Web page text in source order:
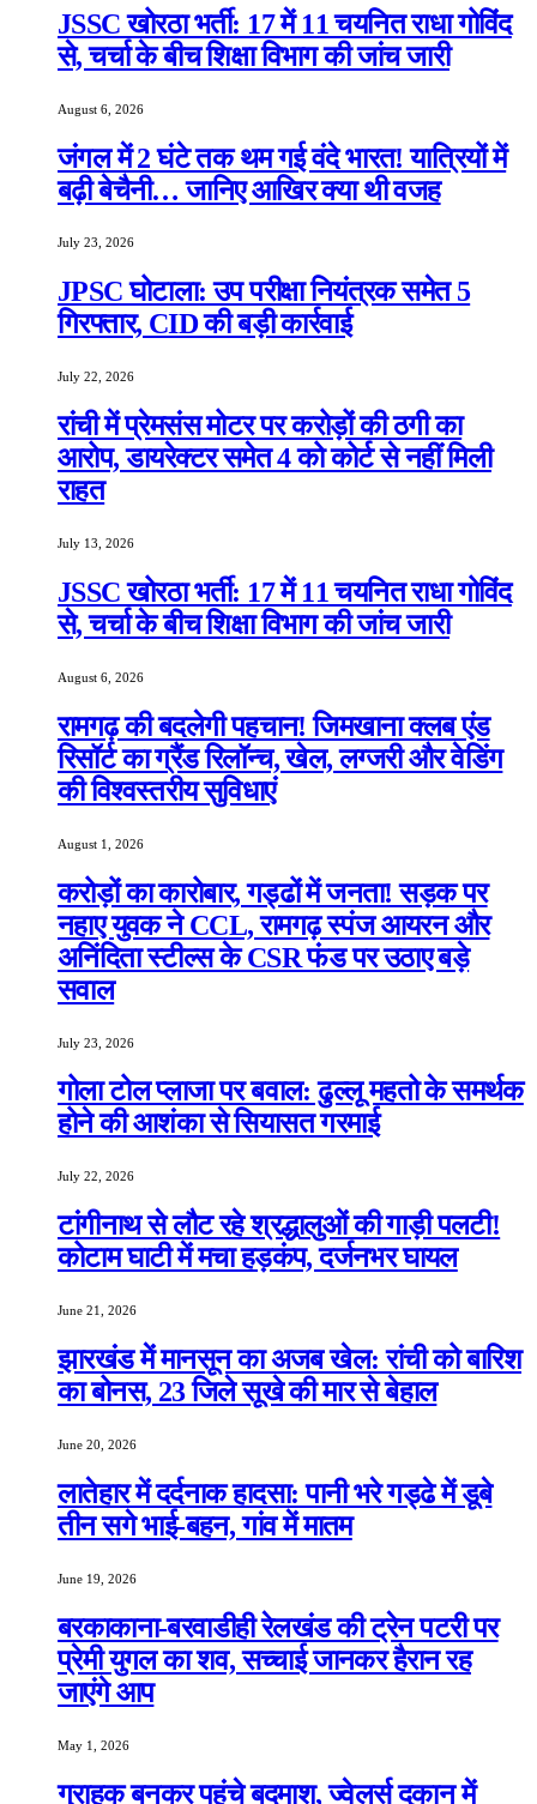
JSSC खोरठा भर्ती: 17 में 11 चयनित राधा गोविंद
से, चर्चा के बीच शिक्षा विभाग की जांच जारी
August 6, 2026
जंगल में 2 घंटे तक थम गई वंदे भारत! यात्रियों में
बढ़ी बेचैनी… जानिए आखिर क्या थी वजह
July 23, 2026
JPSC घोटाला: उप परीक्षा नियंत्रक समेत 5
गिरफ्तार, CID की बड़ी कार्रवाई
July 22, 2026
रांची में प्रेमसंस मोटर पर करोड़ों की ठगी का
आरोप, डायरेक्टर समेत 4 को कोर्ट से नहीं मिली
राहत
July 13, 2026
JSSC खोरठा भर्ती: 17 में 11 चयनित राधा गोविंद
से, चर्चा के बीच शिक्षा विभाग की जांच जारी
August 6, 2026
रामगढ़ की बदलेगी पहचान! जिमखाना क्लब एंड
रिसॉर्ट का ग्रैंड रिलॉन्च, खेल, लग्जरी और वेडिंग
की विश्वस्तरीय सुविधाएं
August 1, 2026
करोड़ों का कारोबार, गड्ढों में जनता! सड़क पर
नहाए युवक ने CCL, रामगढ़ स्पंज आयरन और
अनिंदिता स्टील्स के CSR फंड पर उठाए बड़े
सवाल
July 23, 2026
गोला टोल प्लाजा पर बवाल: ढुल्लू महतो के समर्थक
होने की आशंका से सियासत गरमाई
July 22, 2026
टांगीनाथ से लौट रहे श्रद्धालुओं की गाड़ी पलटी!
कोटाम घाटी में मचा हड़कंप, दर्जनभर घायल
June 21, 2026
झारखंड में मानसून का अजब खेल: रांची को बारिश
का बोनस, 23 जिले सूखे की मार से बेहाल
June 20, 2026
लातेहार में दर्दनाक हादसा: पानी भरे गड्ढे में डूबे
तीन सगे भाई-बहन, गांव में मातम
June 19, 2026
बरकाकाना-बरवाडीही रेलखंड की ट्रेन पटरी पर
प्रेमी युगल का शव, सच्चाई जानकर हैरान रह
जाएंगे आप
May 1, 2026
ग्राहक बनकर पहुंचे बदमाश, ज्वेलर्स दुकान में